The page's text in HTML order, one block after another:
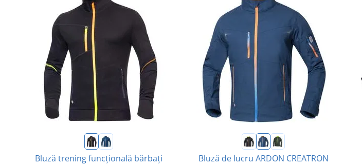
Bluză trening funcțională bărbați
Bluză de lucru ARDON CREATRON